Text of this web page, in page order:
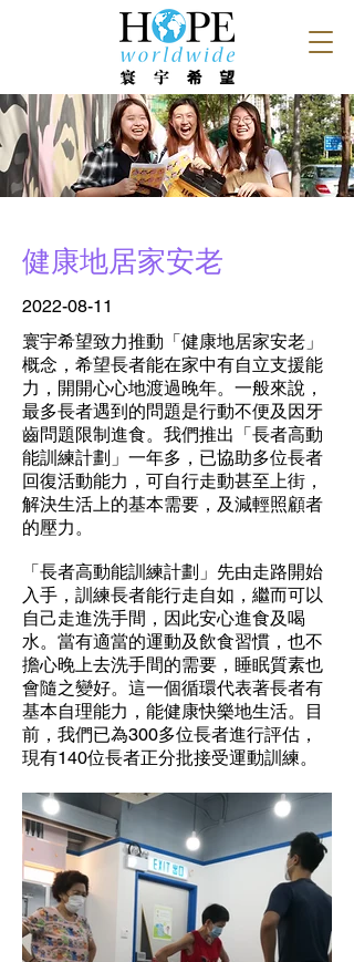
健康地居家安老
2022-08-11
寰宇希望致力推動「健康地居家安老」
概念，希望長者能在家中有自立支援能
力，開開心心地渡過晚年。一般來說，
最多長者遇到的問題是行動不便及因牙
齒問題限制進食。我們推出「長者高動
能訓練計劃」一年多，已協助多位長者
回復活動能力，可自行走動甚至上街，
解決生活上的基本需要，及減輕照顧者
的壓力。
「長者高動能訓練計劃」先由走路開始
入手，訓練長者能行走自如，繼而可以
自己走進洗手間，因此安心進食及喝
水。當有適當的運動及飲食習慣，也不
擔心晚上去洗手間的需要，睡眠質素也
會隨之變好。這一個循環代表著長者有
基本自理能力，能健康快樂地生活。目
前，我們已為300多位長者進行評估，
現有140位長者正分批接受運動訓練。